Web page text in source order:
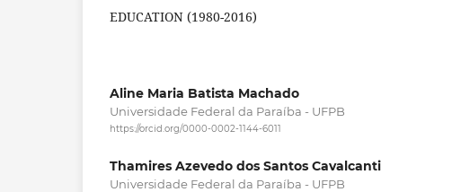
EDUCATION (1980-2016)
Aline Maria Batista Machado
Universidade Federal da Paraíba - UFPB
https://orcid.org/0000-0002-1144-6011
Thamires Azevedo dos Santos Cavalcanti
Universidade Federal da Paraíba - UFPB